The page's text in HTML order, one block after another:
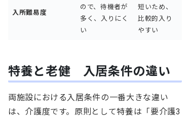
入所難易度
ので、待機者が
多く、入りにく
い
短いため、
比較的入り
やすい
特養と老健 入居条件の違い
両施設における入居条件の一番大きな違い
は、介護度です。原則として特養は「要介護3